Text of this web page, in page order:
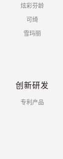
炫彩芬龄
可绮
雪玛丽
创新研发
专利产品